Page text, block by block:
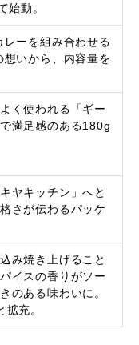
始動。
レーを組み合わせる
想いから、内容量を
く使われる「ギー
満足感のある180g
ヤキッチン」へと
さが伝わるパッケ
み焼き上げること
イスの香りがソー
のある味わいに。
充。